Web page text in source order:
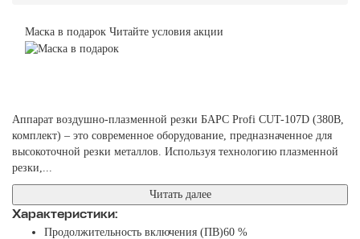
Маска в подарок Читайте условия акции
Аппарат воздушно-плазменной резки БАРС Profi CUT-107D (380В,
комплект) – это современное оборудование, предназначенное для
высокоточной резки металлов. Используя технологию плазменной
резки,...
Читать далее
Характеристики:
Продолжительность включения (ПВ)60 %